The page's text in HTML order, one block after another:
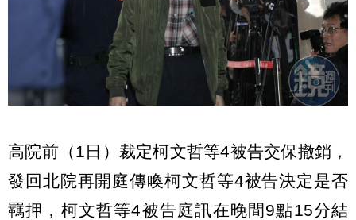
高院前（1日）裁定柯文哲等4被告交保撤銷，
發回北院再開庭傳喚柯文哲等4被告決定是否
羈押，柯文哲等4被告庭訊在晚間9點15分結